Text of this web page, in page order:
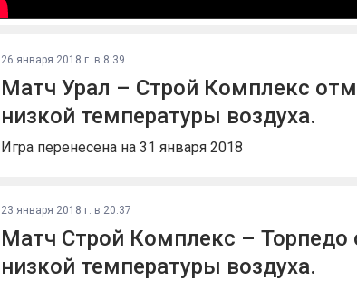
26 января 2018 г. в 8:39
Матч Урал – Строй Комплекс
низкой температуры воздуха.
Игра перенесена на 31 января 2018
23 января 2018 г. в 20:37
Матч Строй Комплекс – Торпедо
низкой температуры воздуха.